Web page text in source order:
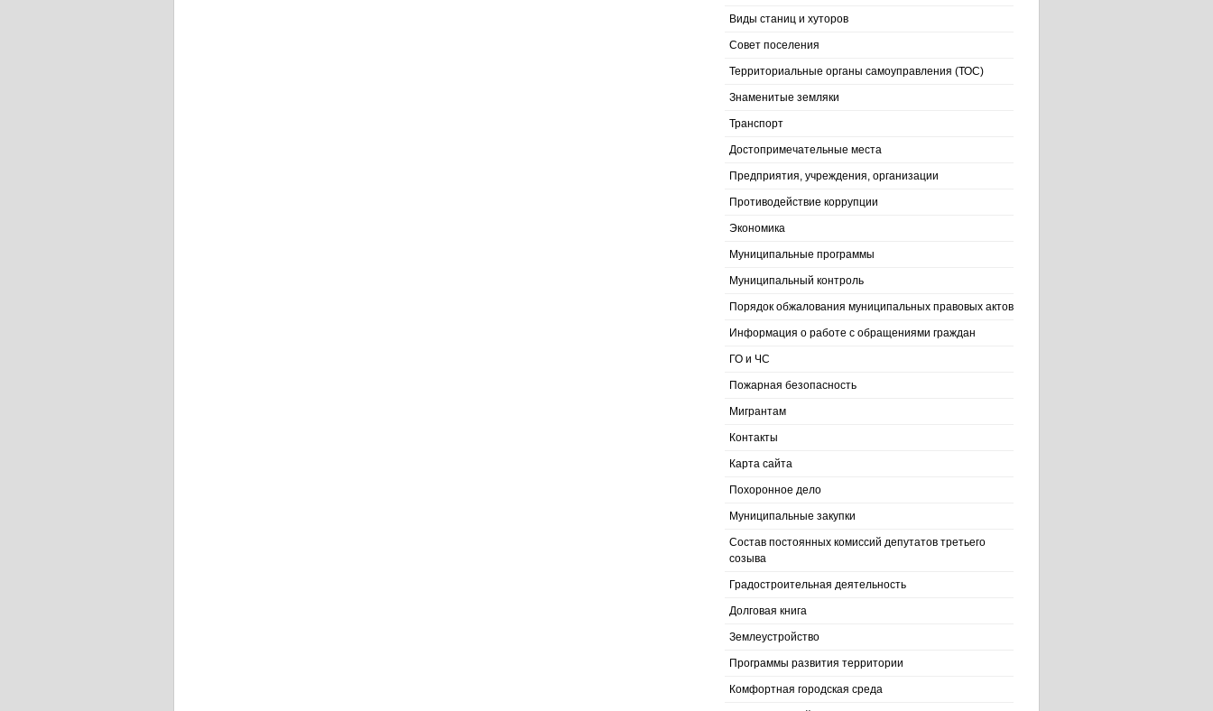
Виды станиц и хуторов
Совет поселения
Территориальные органы самоуправления (ТОС)
Знаменитые земляки
Транспорт
Достопримечательные места
Предприятия, учреждения, организации
Противодействие коррупции
Экономика
Муниципальные программы
Муниципальный контроль
Порядок обжалования муниципальных правовых актов
Информация о работе с обращениями граждан
ГО и ЧС
Пожарная безопасность
Мигрантам
Контакты
Карта сайта
Похоронное дело
Муниципальные закупки
Состав постоянных комиссий депутатов третьего
созыва
Градостроительная деятельность
Долговая книга
Землеустройство
Программы развития территории
Комфортная городская среда